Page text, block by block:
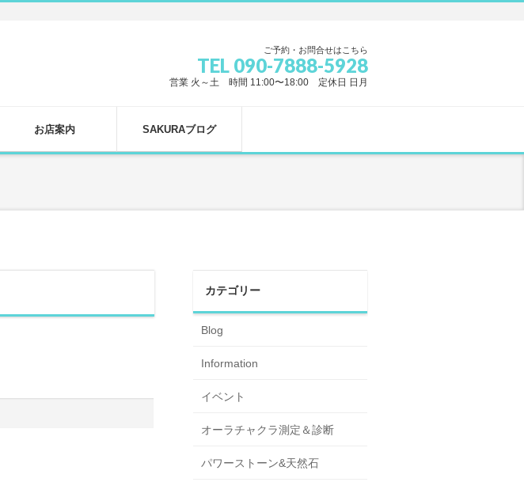
ご予約・お問合せはこちら
TEL 090-7888-5928
営業 火～土 時間 11:00〜18:00 定休日 日月
お店案内 SAKURAブログ
カテゴリー
Blog
Information
イベント
オーラチャクラ測定＆診断
パワーストーン&天然石